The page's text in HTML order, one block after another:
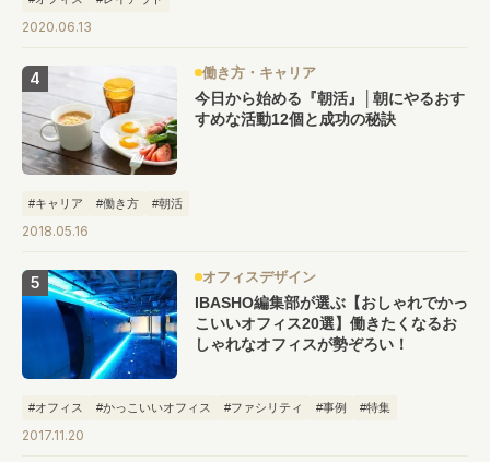
2020.06.13
働き方・キャリア
今日から始める『朝活』│朝にやるおす
すめな活動12個と成功の秘訣
#キャリア #働き方 #朝活
2018.05.16
オフィスデザイン
IBASHO編集部が選ぶ【おしゃれでかっ
こいいオフィス20選】働きたくなるお
しゃれなオフィスが勢ぞろい！
#オフィス #かっこいいオフィス #ファシリティ #事例 #特集
2017.11.20